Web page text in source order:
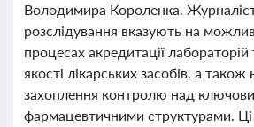
Володимира Короленка.
розслідування вказують на
процесах акредитації
якості лікарських засобів, а також
захоплення контролю над
фармацевтичними структурами. Ці